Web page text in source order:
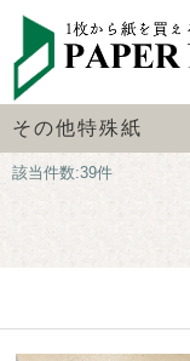
その他特殊紙
該当件数:39件